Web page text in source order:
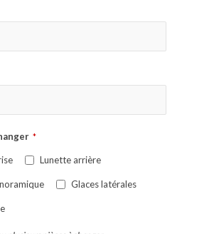
*
Lunette arrière
Glaces latérales